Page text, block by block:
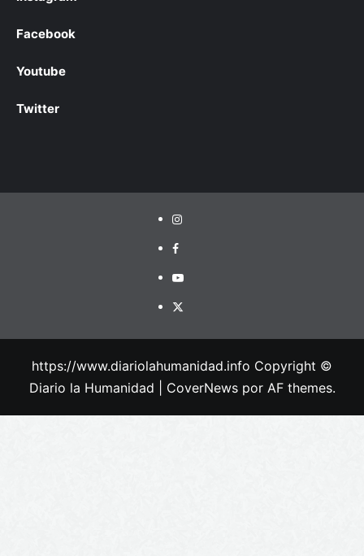
Facebook
Youtube
Twitter
https://www.diariolahumanidad.info Copyright ©
Diario la Humanidad
CoverNewspor AF themes.